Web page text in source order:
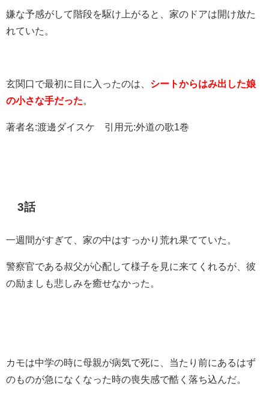
嫌な予感がして階段を駆け上がると、家のドアは開け放た
れていた。
玄関口で最初に目に入ったのは、 シートからはみ出した娘
の小さな手だった
著者名:渡邊ダイスケ 引用元:外道の歌1巻
3話
一週間がすぎて、家の中はすっかり荒れ果てていた。
警察官である叔父が心配して様子を見に来てくれるが、彼
の励ましも悲しみを癒せなかった。
カモは中学の時に母親が病気で死に、当たり前にあるはず
のものが急になくなった時の喪失感で酷く落ち込んだ。